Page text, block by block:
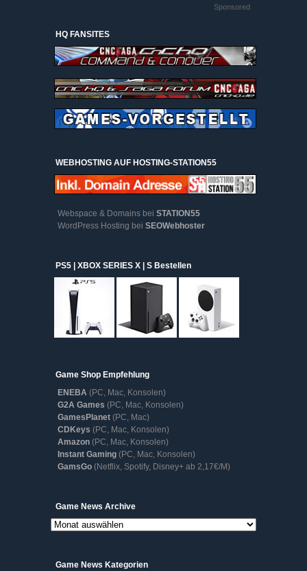
Sponsored
HQ FANSITES
WEBHOSTING AUF HOSTING-STATION55
Webspace & Domains bei STATION55
WordPress Hosting bei SEOWebhoster
PS5 | XBOX SERIES X | S Bestellen
Game Shop Empfehlung
ENEBA (PC, Mac, Konsolen)
G2A Games (PC, Mac, Konsolen)
GamesPlanet (PC, Mac)
CDKeys (PC, Mac, Konsolen)
Amazon (PC, Mac, Konsolen)
Instant Gaming (PC, Mac, Konsolen)
GamsGo (Netflix, Spotify, Disney+ ab 2,17€/M)
Game News ArchiveGame
News
Archive
Game News Kategorien